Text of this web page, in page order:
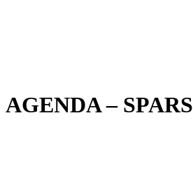
AGENDA – SPARS